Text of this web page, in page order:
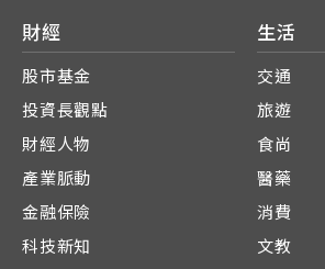
財經
股市基金
投資長觀點
財經人物
產業脈動
金融保險
科技新知
生活
交通
旅遊
食尚
醫藥
消費
文教